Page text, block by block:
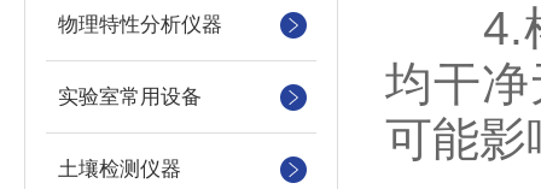
物理特性分析仪器
实验室常用设备
土壤检测仪器
4.样
均干
可能影